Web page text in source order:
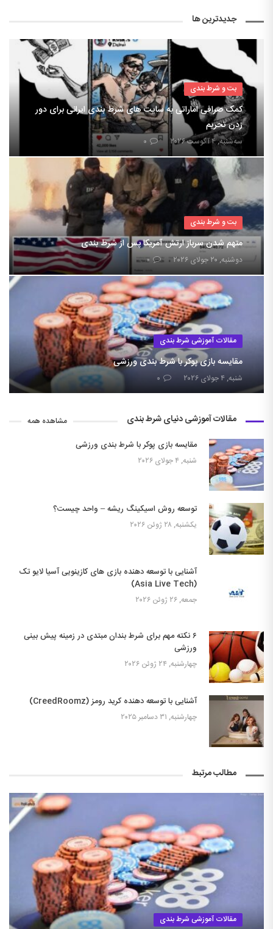
جدیدترین ها
بت و شرط بندی
کمک صرافی اماراتی به سایت های شرط بندی ایرانی برای دور
زدن تحریم
سه‌شنبه, ۴ آگوست ۲۰۲۶ ۰
بت و شرط بندی
متهم شدن سرباز ارتش آمریکا پس از شرط بندی
دوشنبه, ۲۰ جولای ۲۰۲۶ ۰
مقالات آموزشی شرط بندی
مقایسه بازی پوکر با شرط بندی ورزشی
شنبه, ۴ جولای ۲۰۲۶ ۰
مقالات آموزشی دنیای شرط بندی مشاهده همه
مقایسه بازی پوکر با شرط بندی ورزشی
شنبه, ۴ جولای ۲۰۲۶
توسعه روش اسیکینگ ریشه – واحد چیست؟
یکشنبه, ۲۸ ژوئن ۲۰۲۶
آشنایی با توسعه دهنده بازی های کازینویی آسیا لایو تک
(Asia Live Tech)
جمعه, ۲۶ ژوئن ۲۰۲۶
۶ نکته مهم برای شرط بندان مبتدی در زمینه پیش بینی
ورزشی
چهارشنبه, ۲۴ ژوئن ۲۰۲۶
آشنایی با توسعه دهنده کرید رومز (CreedRoomz)
چهارشنبه, ۳۱ دسامبر ۲۰۲۵
مطالب مرتبط
مقالات آموزشی شرط بندی